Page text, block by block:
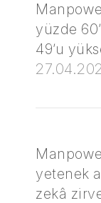
yüzde
49’u
yetenek
zekâ